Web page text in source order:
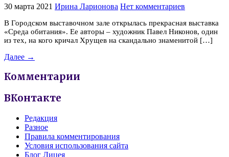
30 марта 2021 Ирина Ларионова Нет комментариев
В Городском выставочном зале открылась прекрасная выставка
«Среда обитания». Ее авторы – художник Павел Никонов, один
из тех, на кого кричал Хрущев на скандально знаменитой […]
Далее →
Комментарии
ВКонтакте
Редакция
Разное
Правила комментирования
Условия использования сайта
Блог Лицея